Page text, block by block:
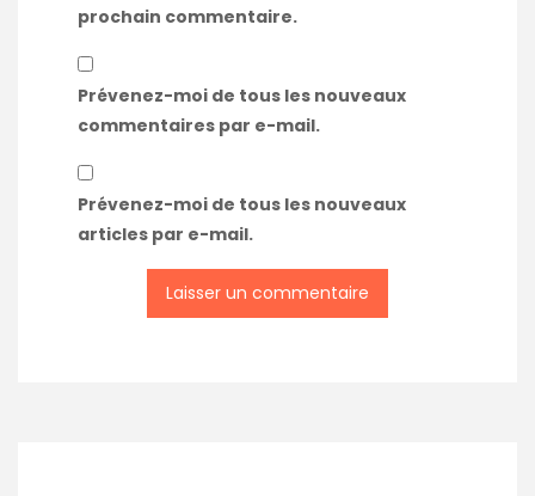
prochain commentaire.
Prévenez-moi de tous les nouveaux
commentaires par e-mail.
Prévenez-moi de tous les nouveaux
articles par e-mail.